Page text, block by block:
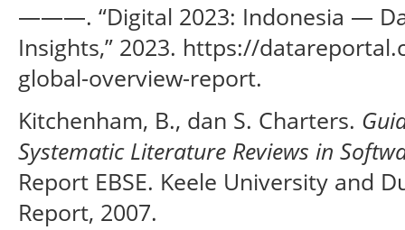
———. “Digital 2023: Indonesia —
Insights,” 2023. https://
global-overview-report.
Kitchenham, B., dan S. Charters.
Systematic Literature Reviews in
Report EBSE. Keele University and
Report, 2007.